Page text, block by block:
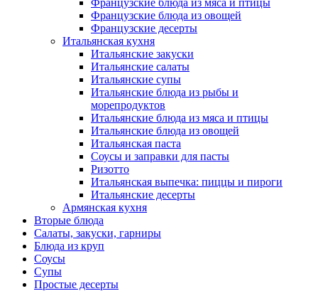
Французские блюда из овощей
Французские десерты
Итальянская кухня
Итальянские закуски
Итальянские салаты
Итальянские супы
Итальянские блюда из рыбы и
морепродуктов
Итальянские блюда из мяса и птицы
Итальянские блюда из овощей
Итальянская паста
Соусы и заправки для пасты
Ризотто
Итальянская выпечка: пиццы и пироги
Итальянские десерты
Армянская кухня
Вторые блюда
Салаты, закуски, гарниры
Блюда из круп
Соусы
Супы
Простые десерты